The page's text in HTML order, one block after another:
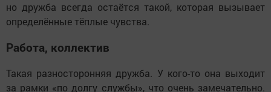
но дружба всегда остаётся такой, которая вызывает
определённые тёплые чувства.
Работа, коллектив
Такая разносторонняя дружба. У кого-то она выходит
за рамки «по долгу службы», что очень замечательно.